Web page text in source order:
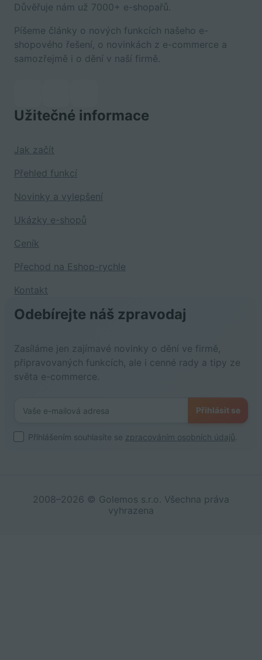
Důvěřuje nám už 7000+ e-shopařů.
Píšeme články o nových funkcích našeho e-
shopového řešení, o novinkách z e-commerce a
samozřejmě i o dění v naší firmě.
Užitečné informace
Jak začít
Přehled funkcí
Novinky a vylepšení
Ukázky e-shopů
Ceník
Přechod na Eshop-rychle
Kontakt
Odebírejte náš zpravodaj
Zasíláme jen zajímavé novinky o dění ve firmě,
připravovaných funkcích, ale i cenné rady a tipy ze
světa e-commerce.
Přihlásit se
Přihlášením souhlasíte se zpracováním osobních údajů
2008–2026 © Golemos s.r.o. Všechna práva
vyhrazena